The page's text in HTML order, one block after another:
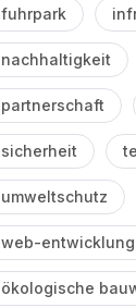
fuhrpark
nachhaltigkeit
partnerschaft
sicherheit
umweltschutz
web-entwicklung
ökologische